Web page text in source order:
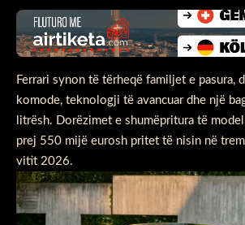
Ferrari synon të tërheqë familjet e pasura,
komode, teknologji të avancuar dhe një
litrësh. Dorëzimet e shumëpritura të
prej 550 mijë eurosh pritet të nisin në
vitit 2026.